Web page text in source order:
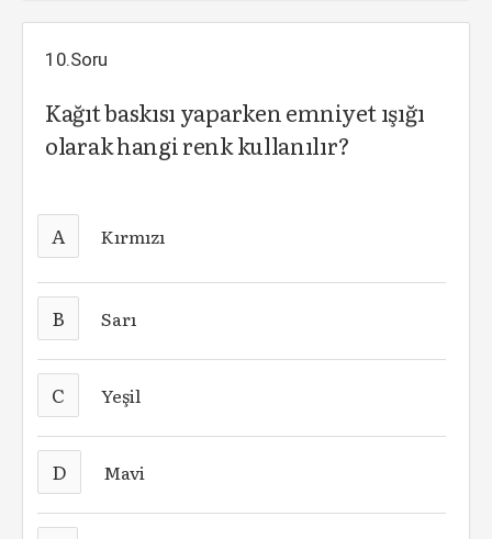
10.Soru
Kağıt baskısı yaparken emniyet ışığı
olarak hangi renk kullanılır?
A Kırmızı
B Sarı
C Yeşil
D Mavi